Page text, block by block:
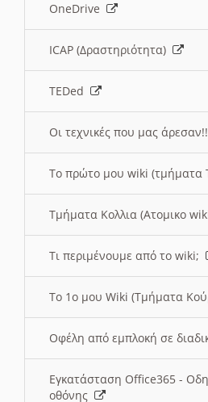
OneDrive
ICAP (Δραστηριότητα)
TEDed
Οι τεχνικές που μας άρεσαν!!
Το πρώτο μου wiki (τμήματα
Τμήματα Κολλια (Ατομικο
Τι περιμένουμε από το wiki;
Το 1ο μου Wiki (Τμήματα
Οφέλη από εμπλοκή σε
Εγκατάσταση Office365 -
οθόνης